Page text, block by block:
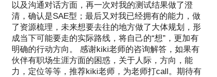
以及沟通对话方面，再一次对我的测试结果做了澄
清，确认是SAE型；最后又对我已经拥有的能力，做
了资源梳理，未来想要去往的地方做了大体规划，形
成当下可能要走的实际路线，将自己的“想”，更加有
明确的行动方向。 感谢kiki老师的咨询解答，如果有
伙伴有职场生涯方面的困惑，关于人际，方向，能
力，定位等等，推荐kiki老师，为老师打call。期待有